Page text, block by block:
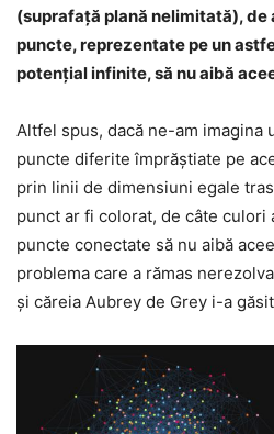
(suprafaţă plană nelimitată), de
puncte, reprezentate pe un
potenţial infinite, să nu aibă
Altfel spus, dacă ne-am imagina
puncte diferite împrăştiate pe
prin linii de dimensiuni egale
punct ar fi colorat, de câte culori
puncte conectate să nu aibă
problema care a rămas
şi căreia Aubrey de Grey i-a